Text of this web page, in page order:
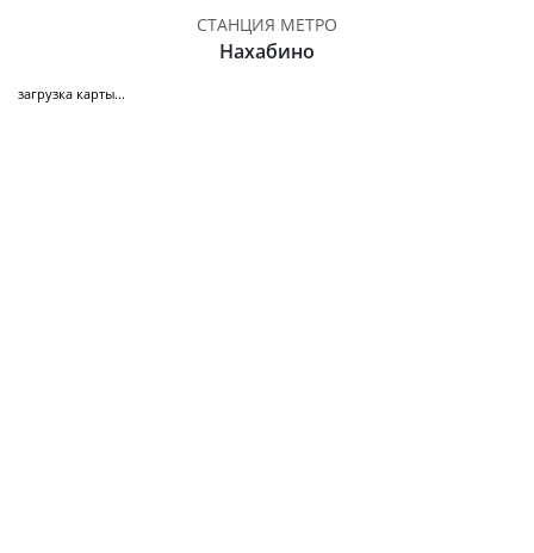
СТАНЦИЯ МЕТРО
Нахабино
загрузка карты...